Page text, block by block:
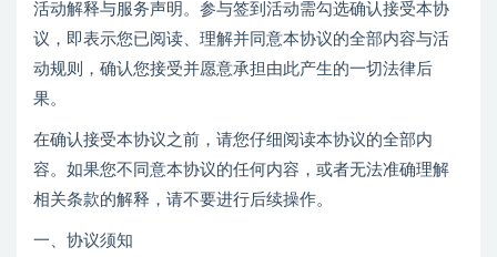
活动解释与服务声明。参与签到活动需勾选确认接受本协
议，即表示您已阅读、理解并同意本协议的全部内容与活
动规则，确认您接受并愿意承担由此产生的一切法律后
果。
在确认接受本协议之前，请您仔细阅读本协议的全部内
容。如果您不同意本协议的任何内容，或者无法准确理解
相关条款的解释，请不要进行后续操作。
一、协议须知